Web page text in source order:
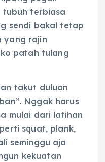
tubuh terbiasa
sendi bakal tetap
yang rajin
patah tulang
takut duluan
Nggak harus
mulai dari latihan
squat, plank,
seminggu aja
kekuatan